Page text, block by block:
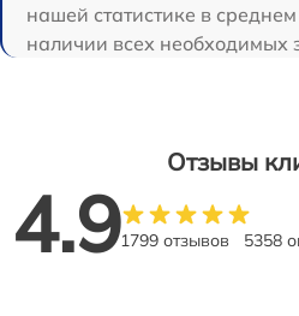
нашей статистике в
наличии всех необходимых
Отзывы
4.91799 отзывов 5358